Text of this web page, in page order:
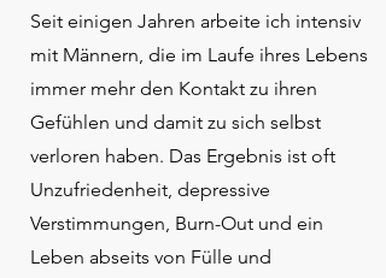
Seit einigen Jahren arbeite ich intensiv
mit Männern, die im Laufe ihres Lebens
immer mehr den Kontakt zu ihren
Gefühlen und damit zu sich selbst
verloren haben. Das Ergebnis ist oft
Unzufriedenheit, depressive
Verstimmungen, Burn-Out und ein
Leben abseits von Fülle und